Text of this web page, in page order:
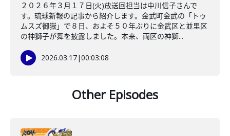
２０２６年３月１７日(火)放送回担当は中川信子さんで
す。琉球新報の記事から紹介します。金武町金武の「トゥ
ムスズ御嶽」で８日、およそ５０年ぶりに金武区と並里区
の神獅子が舞を披露しました。本来、両区の神獅...
2026.03.17|00:03:08
Other Episodes